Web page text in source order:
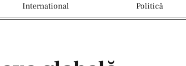
International Politică